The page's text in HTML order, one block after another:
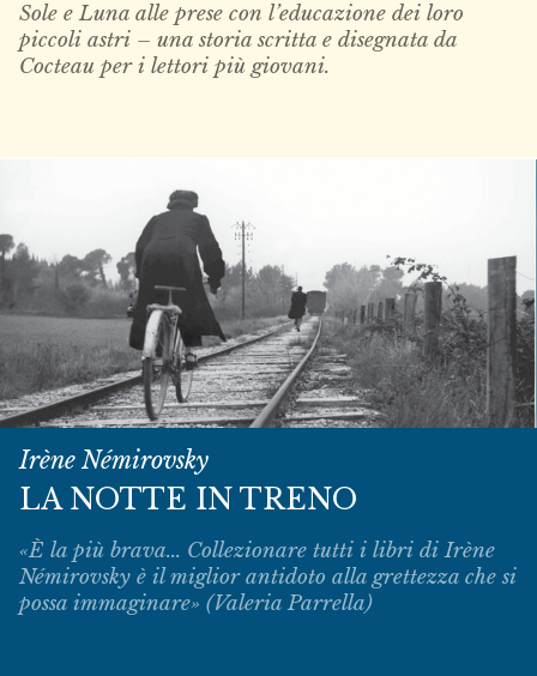
Sole e Luna alle prese con l’educazione dei loro
piccoli astri – una storia scritta e disegnata da
Cocteau per i lettori più giovani.
Irène Némirovsky
LA NOTTE IN TRENO
«È la più brava... Collezionare tutti i libri di Irène
Némirovsky è il miglior antidoto alla grettezza che si
possa immaginare» (Valeria Parrella)